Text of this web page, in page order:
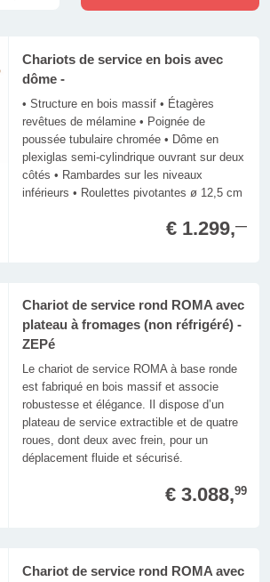
Chariots de service en bois avec
dôme -
• Structure en bois massif • Étagères
revêtues de mélamine • Poignée de
poussée tubulaire chromée • Dôme en
plexiglas semi-cylindrique ouvrant sur deux
côtés • Rambardes sur les niveaux
inférieurs • Roulettes pivotantes ø 12,5 cm
€ 1.299,—
Chariot de service rond ROMA avec
plateau à fromages (non réfrigéré) -
ZEPé
Le chariot de service ROMA à base ronde
est fabriqué en bois massif et associe
robustesse et élégance. Il dispose d’un
plateau de service extractible et de quatre
roues, dont deux avec frein, pour un
déplacement fluide et sécurisé.
€ 3.088,99
Chariot de service rond ROMA avec